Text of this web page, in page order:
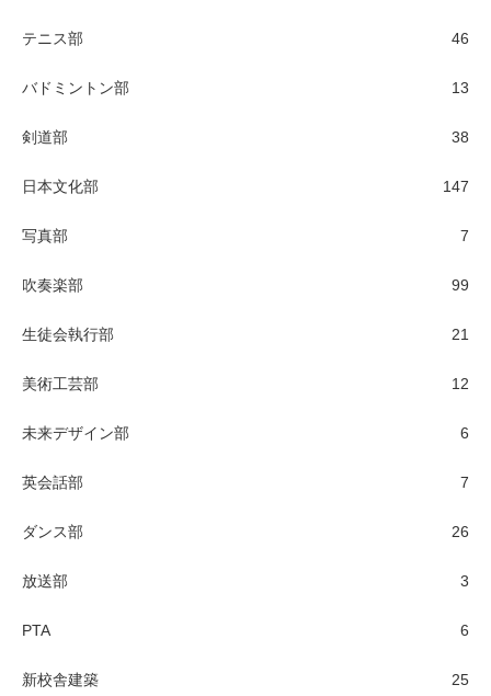
テニス部 46
バドミントン部 13
剣道部 38
日本文化部 147
写真部 7
吹奏楽部 99
生徒会執行部 21
美術工芸部 12
未来デザイン部 6
英会話部 7
ダンス部 26
放送部 3
PTA 6
新校舎建築 25